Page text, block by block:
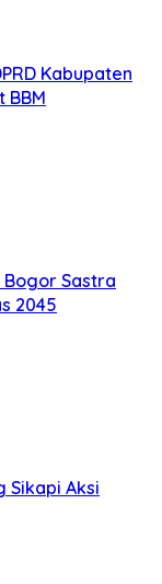
Kabupaten
BBM
Bogor Sastra
2045
Sikapi Aksi